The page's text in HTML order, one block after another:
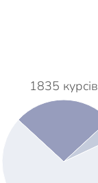
1835 курсів